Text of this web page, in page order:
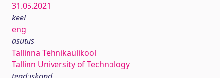
31.05.2021
keel
eng
asutus
Tallinna Tehnikaülikool
Tallinn University of Technology